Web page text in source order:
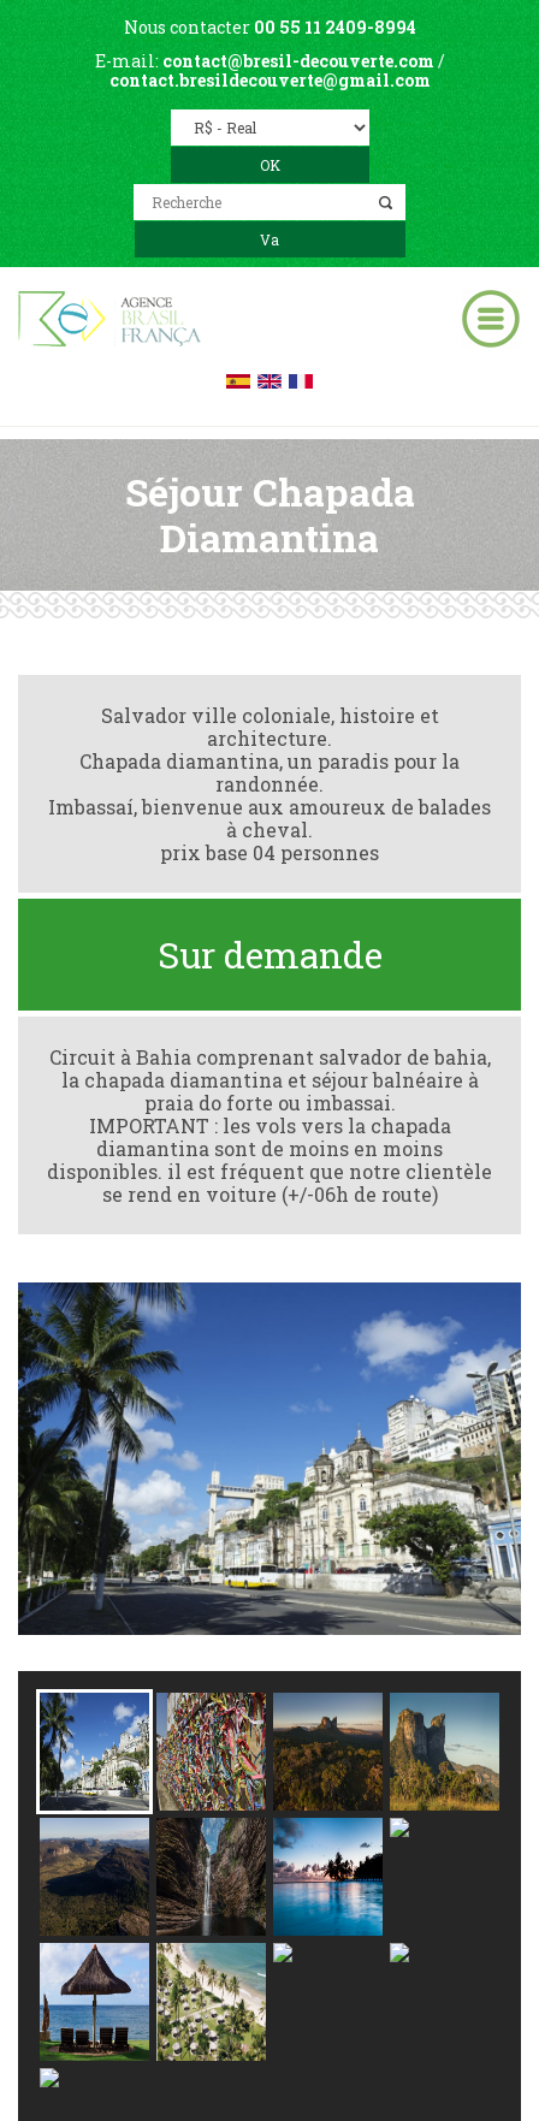
Nous contacter 00 55 11 2409-8994
E-mail: contact@bresil-decouverte.com /
contact.bresildecouverte@gmail.com
Séjour Chapada
Diamantina
Salvador ville coloniale, histoire et
architecture.
Chapada diamantina, un paradis pour la
randonnée.
Imbassaí, bienvenue aux amoureux de balades
à cheval.
prix base 04 personnes
Sur demande
Circuit à Bahia comprenant salvador de bahia,
la chapada diamantina et séjour balnéaire à
praia do forte ou imbassai.
IMPORTANT : les vols vers la chapada
diamantina sont de moins en moins
disponibles. il est fréquent que notre clientèle
se rend en voiture (+/-06h de route)